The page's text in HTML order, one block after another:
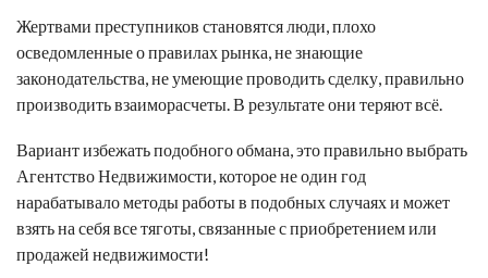
Жертвами преступников становятся люди, плохо
осведомленные о правилах рынка, не знающие
законодательства, не умеющие проводить сделку, правильно
производить взаиморасчеты. В результате они теряют всё.
Вариант избежать подобного обмана, это правильно выбрать
Агентство Недвижимости, которое не один год
нарабатывало методы работы в подобных случаях и может
взять на себя все тяготы, связанные с приобретением или
продажей недвижимости!